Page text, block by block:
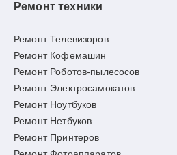
Ремонт техники
Ремонт Телевизоров
Ремонт Кофемашин
Ремонт Роботов-пылесосов
Ремонт Электросамокатов
Ремонт Ноутбуков
Ремонт Нетбуков
Ремонт Принтеров